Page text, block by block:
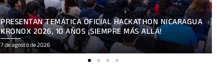
ENCUENTRO DE APRENDIZAJE SOBRE COMUNICACIÓN E
INTELIGENCIA ARTIFICIAL
7 de agosto de 2026